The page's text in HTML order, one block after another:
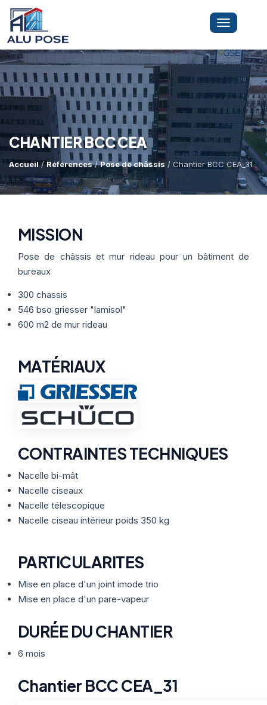
LA SOCIÉTÉ
PRESTATIONS
Dépannage Vitrages MINI-GRUE ARAIGNÉE
Nos Formules
Toggle
CHANTIER BCC CEA
Accueil/Références/Pose de châssis/ Chantier BCC CEA_31
MISSION
Pose de châssis et mur rideau pour un bâtiment de
bureaux
300 chassis
546 bso griesser "lamisol"
600 m2 de mur rideau
MATÉRIAUX
CONTRAINTES TECHNIQUES
Nacelle bi-mât
Nacelle ciseaux
Nacelle télescopique
Nacelle ciseau intérieur poids 350 kg
PARTICULARITES
Mise en place d'un joint imode trio
Mise en place d'un pare-vapeur
DURÉE DU CHANTIER
6 mois
Chantier BCC CEA_31